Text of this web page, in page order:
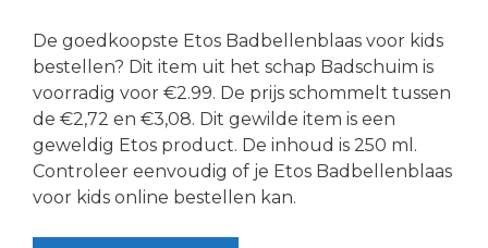
De goedkoopste Etos Badbellenblaas voor kids
bestellen? Dit item uit het schap Badschuim is
voorradig voor €2.99. De prijs schommelt tussen
de €2,72 en €3,08. Dit gewilde item is een
geweldig Etos product. De inhoud is 250 ml.
Controleer eenvoudig of je Etos Badbellenblaas
voor kids online bestellen kan.